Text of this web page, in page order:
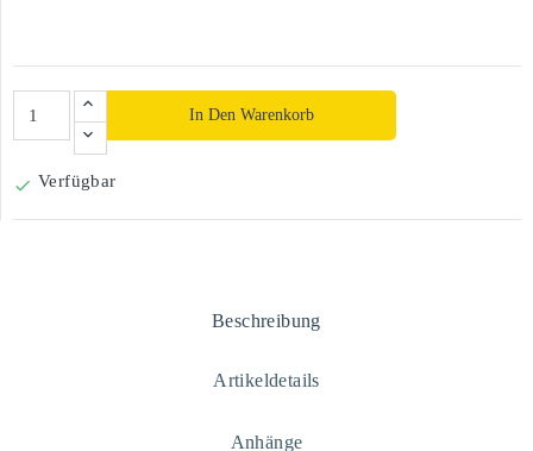
In Den Warenkorb
 Verfügbar
Beschreibung
Artikeldetails
Anhänge